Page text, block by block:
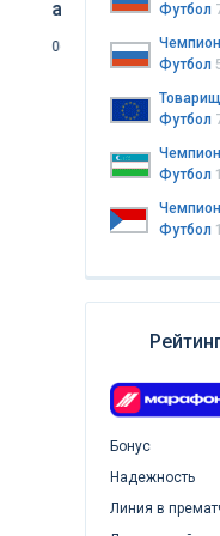
августа от «Куш в
06.08.2026 Футбол
Футбол
Футбол
Футбол
Футбол 1
Футбол
Бонус
Надежность
Линия в